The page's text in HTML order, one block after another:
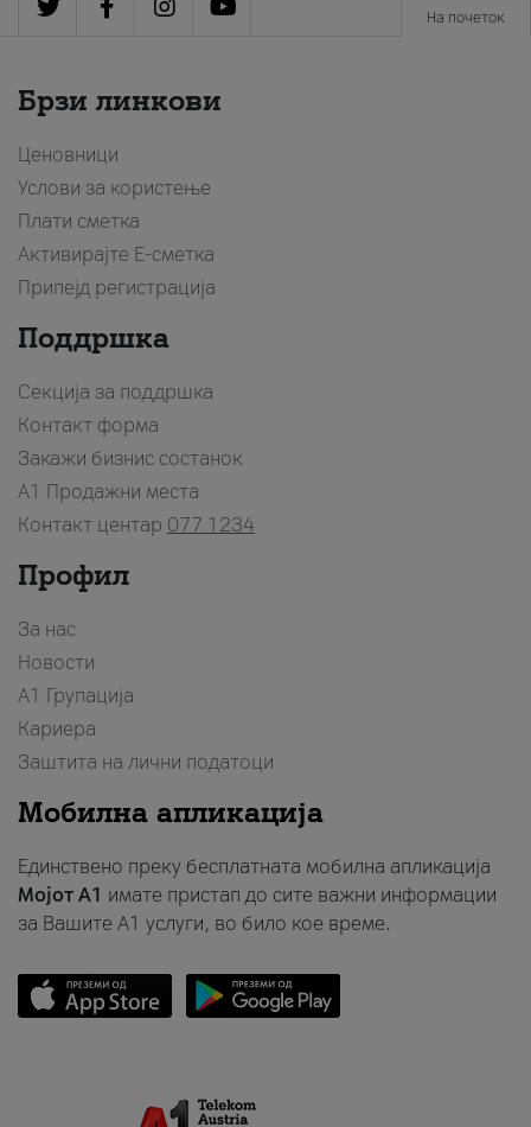
На почеток
Брзи линкови
Ценовници
Услови за користење
Плати сметка
Активирајте Е-сметка
Припејд регистрација
Поддршка
Секција за поддршка
Контакт форма
Закажи бизнис состанок
A1 Продажни места
Контакт центар 077 1234
Профил
За нас
Новости
А1 Групација
Кариера
Заштита на лични податоци
Мобилна апликација
Единствено преку бесплатната мобилна апликација
Мојот A1 имате пристап до сите важни информации
за Вашите A1 услуги, во било кое време.